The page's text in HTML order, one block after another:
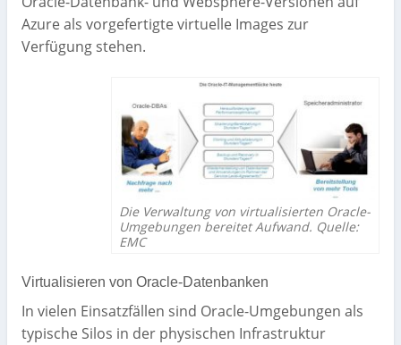
Azure als vorgefertigte virtuelle Images zur
Verfügung stehen.
Die Verwaltung von virtualisierten Oracle-
Umgebungen bereitet Aufwand. Quelle:
EMC
Virtualisieren von Oracle-Datenbanken
In vielen Einsatzfällen sind Oracle-Umgebungen als
typische Silos in der physischen Infrastruktur